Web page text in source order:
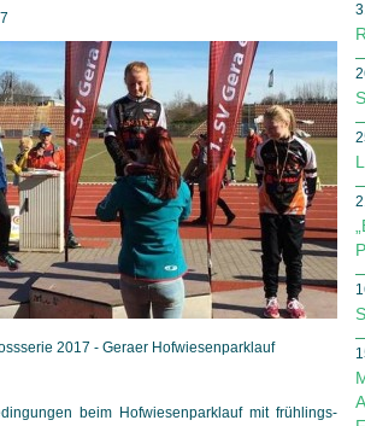
2017 - Geraer Hofwiesenparklauf
beim Hofwiesenparklauf mit früh­lings­